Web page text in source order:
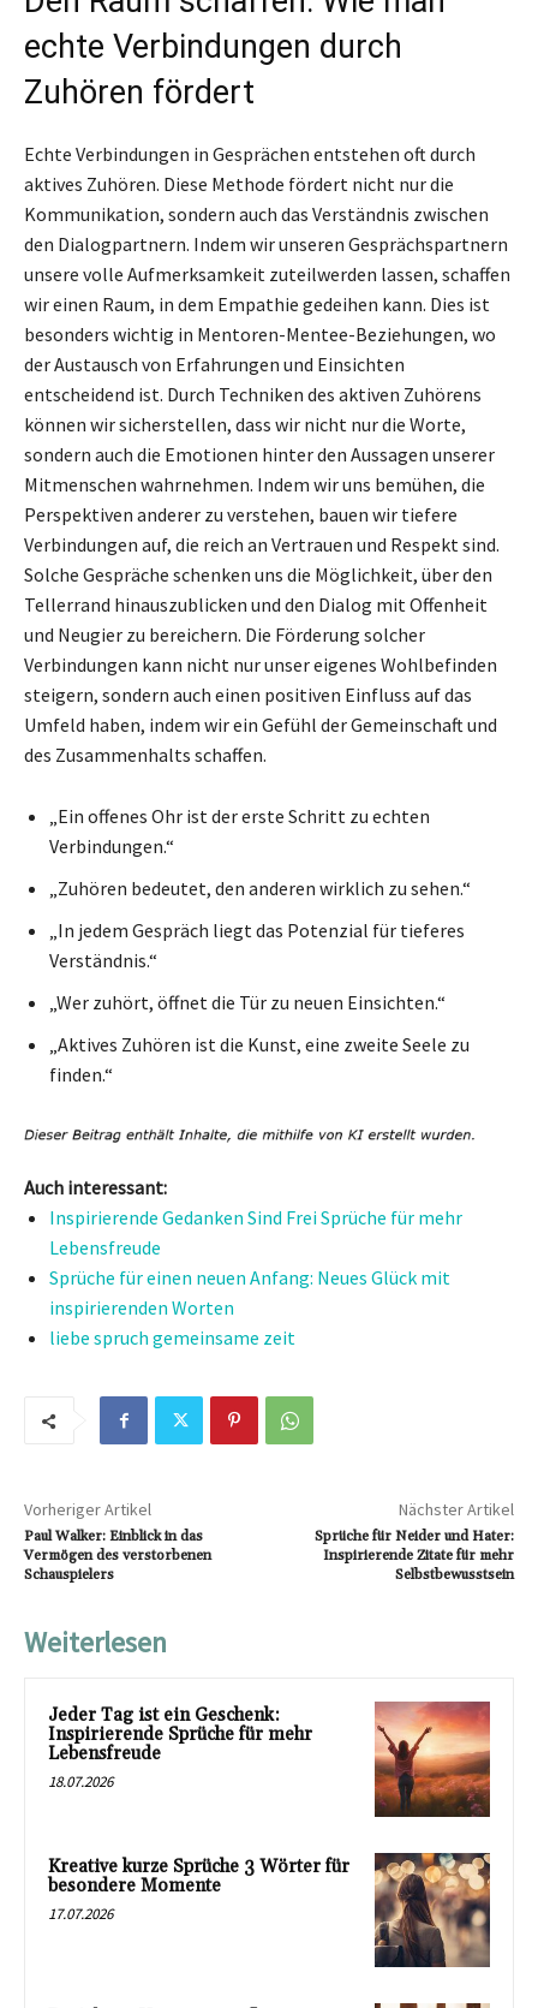
echte Verbindungen durch
Zuhören fördert
Echte Verbindungen in Gesprächen entstehen oft durch
aktives Zuhören. Diese Methode fördert nicht nur die
Kommunikation, sondern auch das Verständnis zwischen
den Dialogpartnern. Indem wir unseren Gesprächspartnern
unsere volle Aufmerksamkeit zuteilwerden lassen, schaffen
wir einen Raum, in dem Empathie gedeihen kann. Dies ist
besonders wichtig in Mentoren-Mentee-Beziehungen, wo
der Austausch von Erfahrungen und Einsichten
entscheidend ist. Durch Techniken des aktiven Zuhörens
können wir sicherstellen, dass wir nicht nur die Worte,
sondern auch die Emotionen hinter den Aussagen unserer
Mitmenschen wahrnehmen. Indem wir uns bemühen, die
Perspektiven anderer zu verstehen, bauen wir tiefere
Verbindungen auf, die reich an Vertrauen und Respekt sind.
Solche Gespräche schenken uns die Möglichkeit, über den
Tellerrand hinauszublicken und den Dialog mit Offenheit
und Neugier zu bereichern. Die Förderung solcher
Verbindungen kann nicht nur unser eigenes Wohlbefinden
steigern, sondern auch einen positiven Einfluss auf das
Umfeld haben, indem wir ein Gefühl der Gemeinschaft und
des Zusammenhalts schaffen.
„Ein offenes Ohr ist der erste Schritt zu echten
Verbindungen.“
„Zuhören bedeutet, den anderen wirklich zu sehen.“
„In jedem Gespräch liegt das Potenzial für tieferes
Verständnis.“
„Wer zuhört, öffnet die Tür zu neuen Einsichten.“
„Aktives Zuhören ist die Kunst, eine zweite Seele zu
finden.“
Auch interessant:
Inspirierende Gedanken Sind Frei Sprüche für mehr
Lebensfreude
Sprüche für einen neuen Anfang: Neues Glück mit
inspirierenden Worten
liebe spruch gemeinsame zeit
Vorheriger Artikel
Paul Walker: Einblick in das
Vermögen des verstorbenen
Schauspielers
Nächster Artikel
Sprüche für Neider und Hater:
Inspirierende Zitate für mehr
Selbstbewusstsein
Weiterlesen
Jeder Tag ist ein Geschenk:
Inspirierende Sprüche für mehr
Lebensfreude
18.07.2026
Kreative kurze Sprüche 3 Wörter für
besondere Momente
17.07.2026